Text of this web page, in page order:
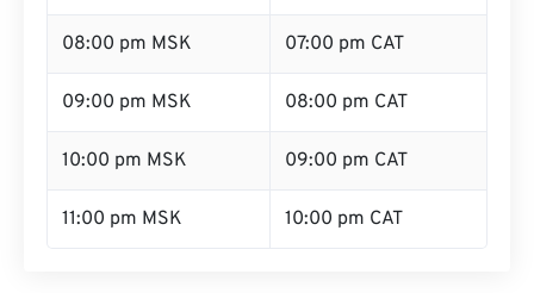
08:00 pm MSK 07:00 pm CAT
09:00 pm MSK 08:00 pm CAT
10:00 pm MSK 09:00 pm CAT
11:00 pm MSK 10:00 pm CAT